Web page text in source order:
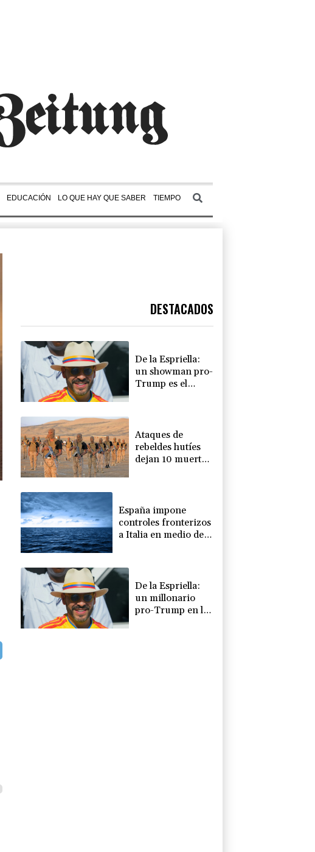
EDUCACIÓN LO QUE HAY QUE SABER TIEMPO
DESTACADOS
De la Espriella:
un showman pro-
Trump es el
Ataques de
rebeldes hutíes
dejan 10 muertos
España impone
controles fronterizos
a Italia en medio de
De la Espriella:
un millonario
pro-Trump en la